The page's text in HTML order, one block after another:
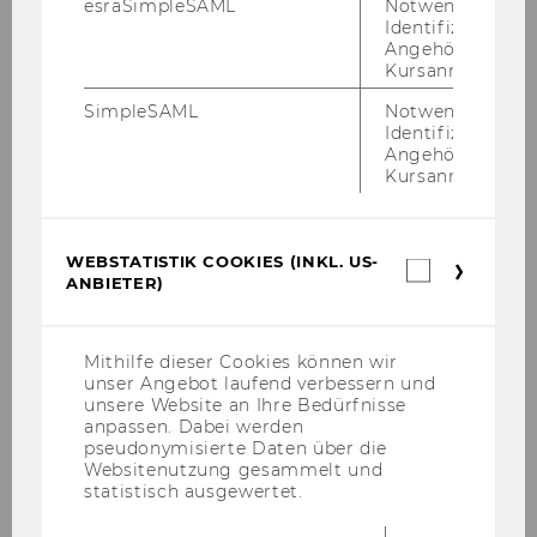
und Völ­ker­recht"
Montag, 19.5.2008, 14.00 s.t.
Konferenzraum D 706 (UZA
1090 Wien, Nordbergstr. 15
Priv.-Doz. Dr. Marc Bungenberg
14.00-14.30
a. Univ.-Prof. Dr. Rudolf Ch. Feik
esraSimpleSAML
Notwendig zur
Identifizierung
Angehörige/r für
Kursanmeldung.
SimpleSAML
Notwendig zur
Identifizierung
Angehörige/r für
Kursanmeldung.
WEBSTATISTIK COOKIES (INKL. US-
ANBIETER)
Mithilfe dieser Cookies können wir
unser Angebot laufend verbessern und
unsere Website an Ihre Bedürfnisse
anpassen. Dabei werden
pseudonymisierte Daten über die
Websitenutzung gesammelt und
statistisch ausgewertet.